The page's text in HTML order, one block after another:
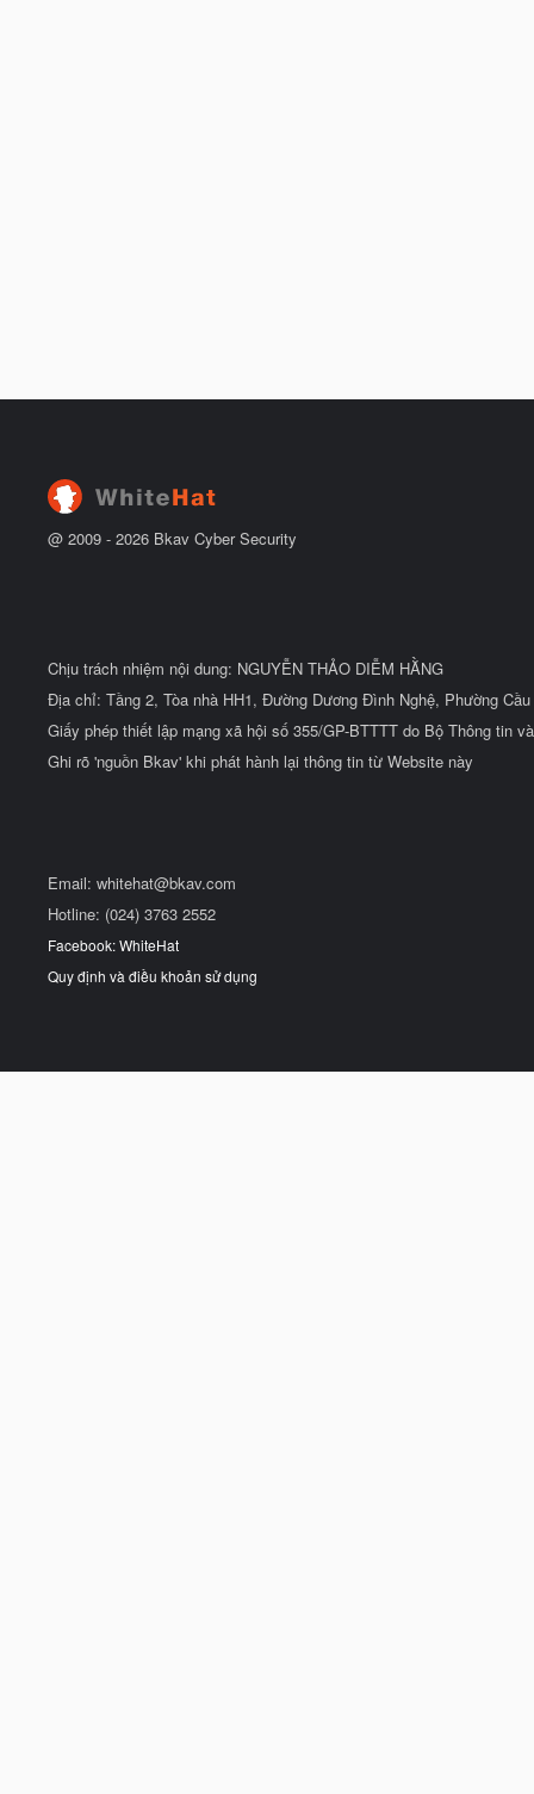
@ 2009 - 2026 Bkav Cyber Security
Chịu trách nhiệm nội dung: NGUYỄN THẢO DIỄM HẰNG
Địa chỉ: Tầng 2, Tòa nhà HH1, Đường Dương Đình Nghệ, Phường
Giấy phép thiết lập mạng xã hội số 355/GP-BTTTT do Bộ Thông tin
Ghi rõ 'nguồn Bkav' khi phát hành lại thông tin từ Website này
Email: whitehat@bkav.com
Hotline: (024) 3763 2552
Facebook: WhiteHat
Quy định và điều khoản sử dụng